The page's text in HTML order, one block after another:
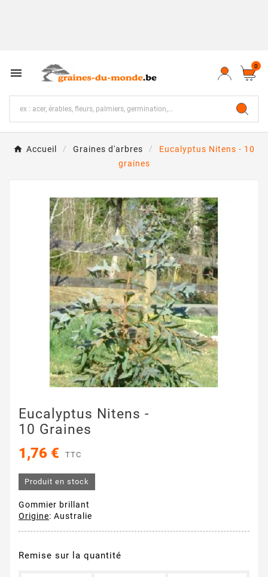
 0
Accueil Graines d'arbres
Eucalyptus Nitens - 10
graines
Eucalyptus Nitens -
10 Graines
1,76 €
TTC
Produit en stock
Gommier brillant
Origine: Australie
Remise sur la quantité